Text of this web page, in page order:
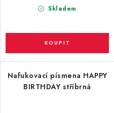
Skladem
Nafukovací písmena HAPPY
BIRTHDAY stříbrná